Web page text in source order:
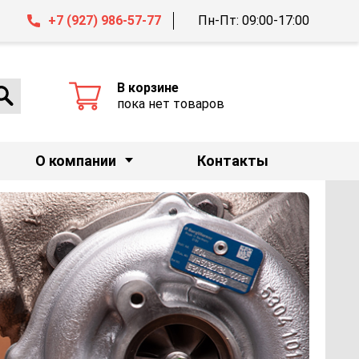
О компании Контакты
+7 (927) 986-57-77 Пн-Пт: 09:00-17:00
В корзине
пока нет товаров